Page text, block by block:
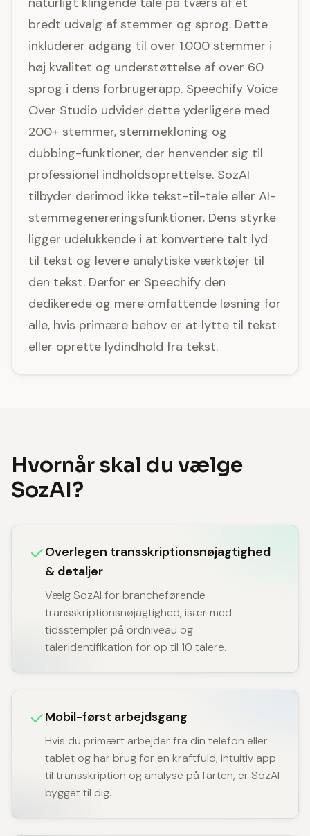
bredt udvalg af stemmer og sprog. Dette
inkluderer adgang til over 1.000 stemmer i
høj kvalitet og understøttelse af over 60
sprog i dens forbrugerapp. Speechify Voice
Over Studio udvider dette yderligere med
200+ stemmer, stemmekloning og
dubbing-funktioner, der henvender sig til
professionel indholdsoprettelse. SozAI
tilbyder derimod ikke tekst-til-tale eller AI-
stemmegenereringsfunktioner. Dens styrke
ligger udelukkende i at konvertere talt lyd
til tekst og levere analytiske værktøjer til
den tekst. Derfor er Speechify den
dedikerede og mere omfattende løsning for
alle, hvis primære behov er at lytte til tekst
eller oprette lydindhold fra tekst.
Hvornår skal du vælge
SozAI?
Overlegen transskriptionsnøjagtighed
& detaljer
Vælg SozAI for brancheførende
transskriptionsnøjagtighed, især med
tidsstempler på ordniveau og
taleridentifikation for op til 10 talere.
Mobil-først arbejdsgang
Hvis du primært arbejder fra din telefon eller
tablet og har brug for en kraftfuld, intuitiv app
til transskription og analyse på farten, er SozAI
bygget til dig.